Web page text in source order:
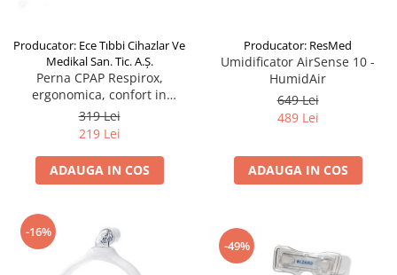
Producator: Ece Tıbbi Cihazlar Ve
Medikal San. Tic. A.Ş.
Perna CPAP Respirox,
ergonomica, confort in
tratarea Apneei in Somn
319 Lei
219 Lei
ADAUGA IN COS
Producator: ResMed
Umidificator AirSense 10 -
HumidAir
649 Lei
489 Lei
ADAUGA IN COS
-16%
-49%